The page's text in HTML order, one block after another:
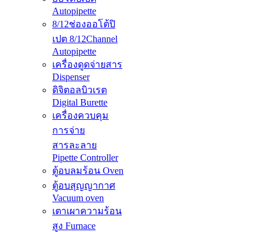
Autopipette
8/12ช่องออโต้ปิ
เปต 8/12Channel
Autopipette
เครื่องดูดจ่ายสาร
Dispenser
ดิจิตอลบิวเรต
Digital Burette
เครื่องควบคุม
การจ่าย
สารละลาย
Pipette Controller
ตู้อบลมร้อน Oven
ตู้อบสุญญากาศ
Vacuum oven
เตาเผาความร้อน
สูง Furnace